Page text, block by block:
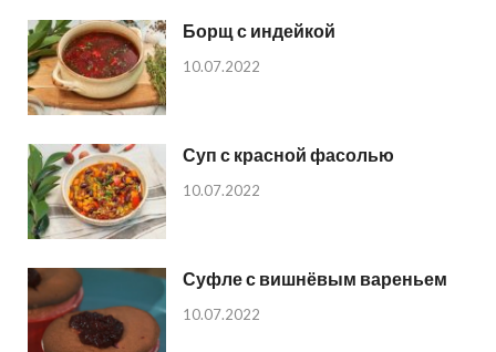
Борщ с индейкой
10.07.2022
Суп с красной фасолью
10.07.2022
Суфле с вишнёвым вареньем
10.07.2022